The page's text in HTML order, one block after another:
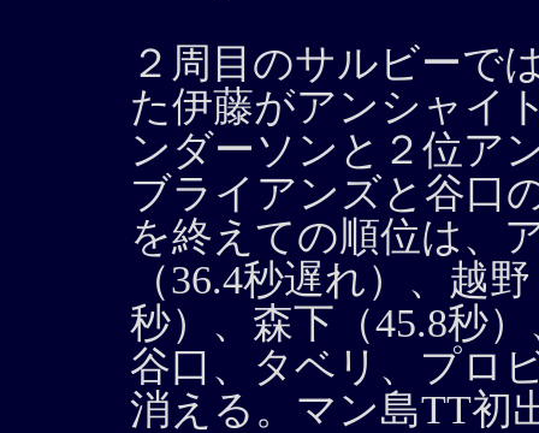
２周目のサルビーで
た伊藤がアンシャイ
ンダーソンと２位ア
ブライアンズと谷口
を終えての順位は、
（36.4秒遅れ）、越
秒）、森下（45.8秒
谷口、タベリ、プロ
消える。マン島TT初